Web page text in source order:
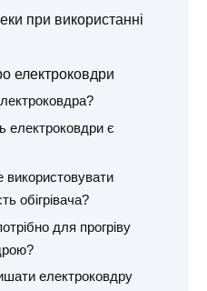
при використанні
електроковдри
електроковдри є
використовувати
обігрівача?
для прогріву
електроковдру